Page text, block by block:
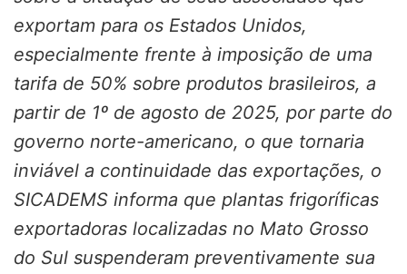
exportam para os Estados Unidos,
especialmente frente à imposição de uma
tarifa de 50% sobre produtos brasileiros, a
partir de 1º de agosto de 2025, por parte do
governo norte-americano, o que tornaria
inviável a continuidade das exportações, o
SICADEMS informa que plantas frigoríficas
exportadoras localizadas no Mato Grosso
do Sul suspenderam preventivamente sua